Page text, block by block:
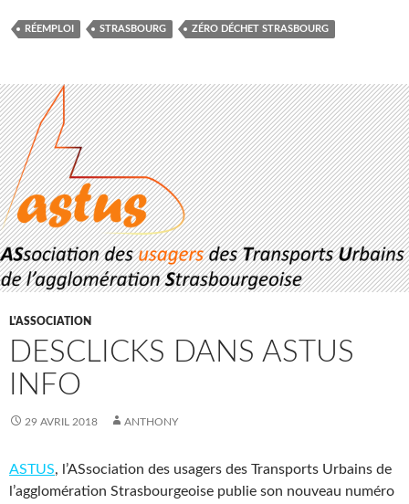
RÉEMPLOI STRASBOURG ZÉRO DÉCHET STRASBOURG
L'ASSOCIATION
DESCLICKS DANS ASTUS
INFO
29 AVRIL 2018 ANTHONY
ASTUS, l’ASsociation des usagers des Transports Urbains de
l’agglomération Strasbourgeoise publie son nouveau numéro